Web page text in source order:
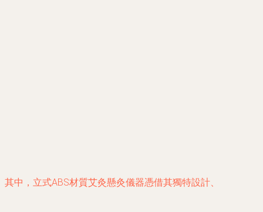
中，立式ABS材質艾灸懸灸儀器憑借其獨特設計、